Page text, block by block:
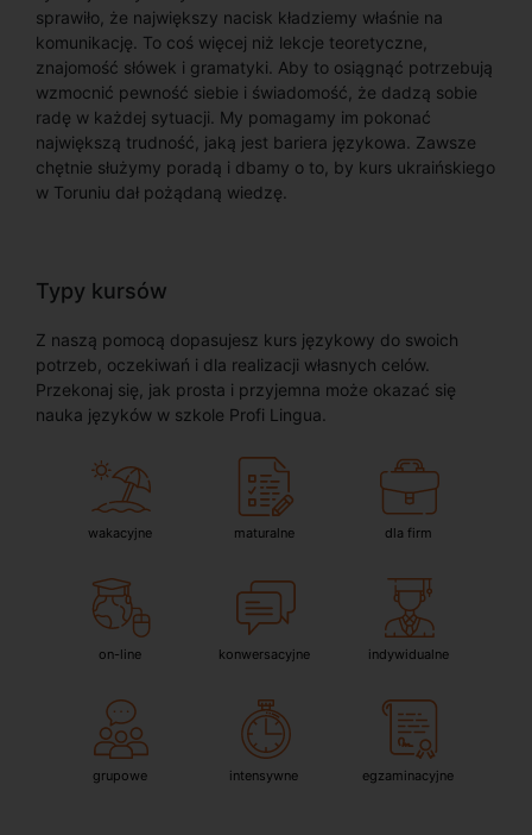
sprawiło, że największy nacisk kładziemy właśnie na
komunikację. To coś więcej niż lekcje teoretyczne,
znajomość słówek i gramatyki. Aby to osiągnąć potrzebują
wzmocnić pewność siebie i świadomość, że dadzą sobie
radę w każdej sytuacji. My pomagamy im pokonać
największą trudność, jaką jest bariera językowa. Zawsze
chętnie służymy poradą i dbamy o to, by kurs ukraińskiego
w Toruniu dał pożądaną wiedzę.
Typy kursów
Z naszą pomocą dopasujesz kurs językowy do swoich
potrzeb, oczekiwań i dla realizacji własnych celów.
Przekonaj się, jak prosta i przyjemna może okazać się
nauka języków w szkole Profi Lingua.
wakacyjne maturalne dla firm
on-line konwersacyjne indywidualne
grupowe intensywne egzaminacyjne